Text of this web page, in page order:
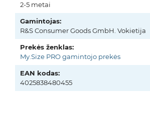
2-5 metai
Gamintojas:
R&S Consumer Goods GmbH. Vokietija
Prekės ženklas:
My.Size PRO gamintojo prekės
EAN kodas:
4025838480455